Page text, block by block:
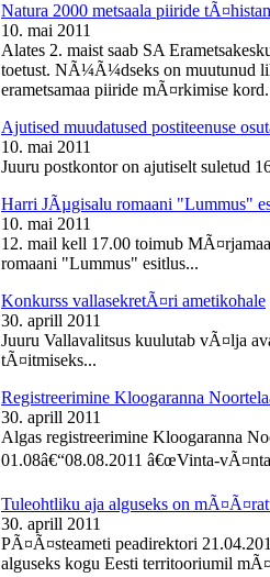
Natura 2000 metsaala piiride
10. mai 2011
Alates 2. maist saab SA
toetust. NÃ¼Ã¼dseks on muutunud
erametsamaa piiride mÃ¤rkimise
Ajutised muudatused postiteenuse
10. mai 2011
Juuru postkontor on ajutiselt suletud
Harri JÃµgisalu romaani "Lummus"
10. mai 2011
12. mail kell 17.00 toimub
romaani "Lummus" esitlus...
Konkurss vallasekretÃ¤ri ametikohale
30. aprill 2011
Juuru Vallavalitsus kuulutab vÃ¤lja
tÃ¤itmiseks...
Registreerimine Kloogaranna
30. aprill 2011
Algas registreerimine Kloogaranna
01.08â€“08.08.2011 â€œVinta-
Tuleohtliku aja alguseks on
30. aprill 2011
PÃ¤Ã¤steameti peadirektori
alguseks kogu Eesti territooriumil